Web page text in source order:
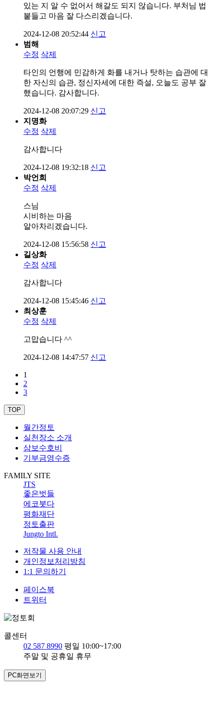
있는 지 알 수 없어서 해갈도 되지 않습니다. 부처님 법
붙들고 마음 잘 다스리겠습니다.
2024-12-08 20:52:44 신고
범해
수정 삭제
타인의 언행에 민감하게 화를 내거나 탓하는 습관에 대
한 자신의 습관, 정신자세에 대한 즉설, 오늘도 공부 잘
했습니다. 감사합니다.
2024-12-08 20:07:29 신고
지명화
수정 삭제
감사합니다
2024-12-08 19:32:18 신고
박언희
수정 삭제
스님
시비하는 마음
알아차리겠습니다.
2024-12-08 15:56:58 신고
길상화
수정 삭제
감사합니다
2024-12-08 15:45:46 신고
최상훈
수정 삭제
고맙습니다 ^^
2024-12-08 14:47:57 신고
1
2
3
TOP
월간정토
실천장소 소개
삼보수호비
기부금영수증
FAMILY SITE
JTS
좋은벗들
에코붓다
평화재단
정토출판
Jungto Intl.
저작물 사용 안내
개인정보처리방침
1:1 문의하기
페이스북
트위터
콜센터
02 587 8990 평일 10:00~17:00
주말 및 공휴일 휴무
PC화면보기